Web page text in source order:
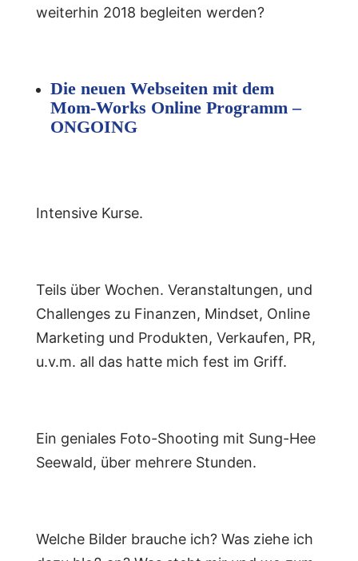
weiterhin 2018 begleiten werden?
Die neuen Webseiten mit dem
Mom-Works Online Programm –
ONGOING
Intensive Kurse.
Teils über Wochen. Veranstaltungen, und
Challenges zu Finanzen, Mindset, Online
Marketing und Produkten, Verkaufen, PR,
u.v.m. all das hatte mich fest im Griff.
Ein geniales Foto-Shooting mit Sung-Hee
Seewald, über mehrere Stunden.
Welche Bilder brauche ich? Was ziehe ich